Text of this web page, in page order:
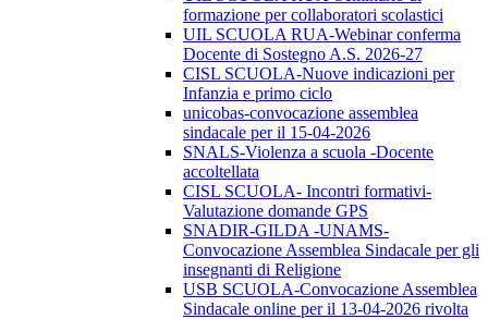
formazione per collaboratori scolastici
UIL SCUOLA RUA-Webinar conferma
Docente di Sostegno A.S. 2026-27
CISL SCUOLA-Nuove indicazioni per
Infanzia e primo ciclo
unicobas-convocazione assemblea
sindacale per il 15-04-2026
SNALS-Violenza a scuola -Docente
accoltellata
CISL SCUOLA- Incontri formativi-
Valutazione domande GPS
SNADIR-GILDA -UNAMS-
Convocazione Assemblea Sindacale per gli
insegnanti di Religione
USB SCUOLA-Convocazione Assemblea
Sindacale online per il 13-04-2026 rivolta